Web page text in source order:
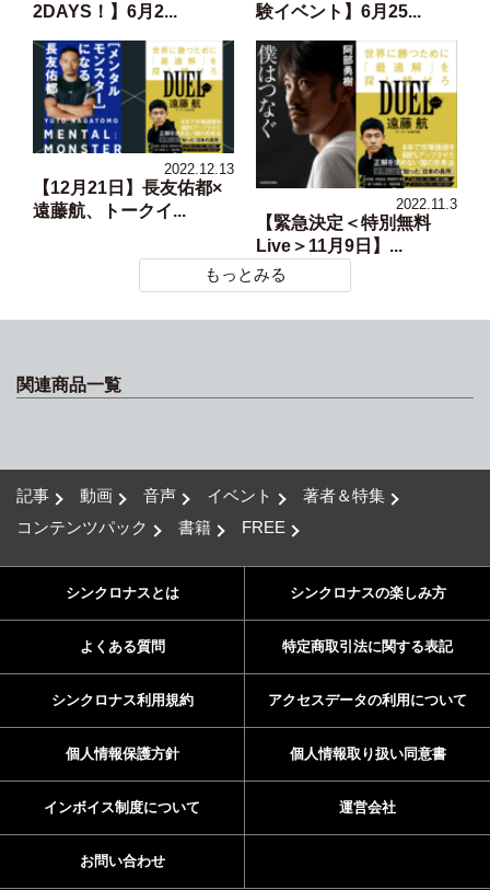
2DAYS！】6月2...
験イベント】6月25...
2022.12.13
【12月21日】長友佑都×
遠藤航、トークイ...
2022.11.3
【緊急決定＜特別無料
Live＞11月9日】...
もっとみる
関連商品一覧
記事 動画 音声 イベント
著者＆特集
コンテンツパック
書籍 FREE
シンクロナスとは シンクロナスの楽しみ方
よくある質問 特定商取引法に関する表記
シンクロナス利用規約 アクセスデータの利用について
個人情報保護方針 個人情報取り扱い同意書
インボイス制度について 運営会社
お問い合わせ